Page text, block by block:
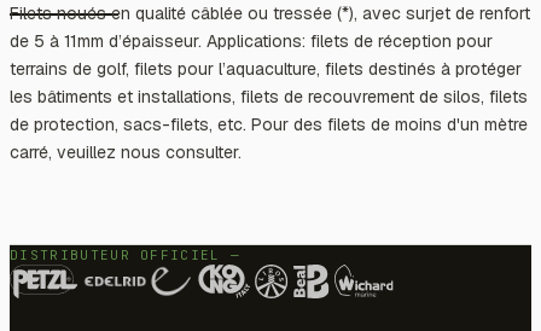
Filets noués en qualité câblée ou tressée (*), avec surjet de renfort
de 5 à 11mm d’épaisseur. Applications: filets de réception pour
terrains de golf, filets pour l’aquaculture, filets destinés à protéger
les bâtiments et installations, filets de recouvrement de silos, filets
de protection, sacs-filets, etc. Pour des filets de moins d'un mètre
carré, veuillez nous consulter.
DISTRIBUTEUR OFFICIEL —